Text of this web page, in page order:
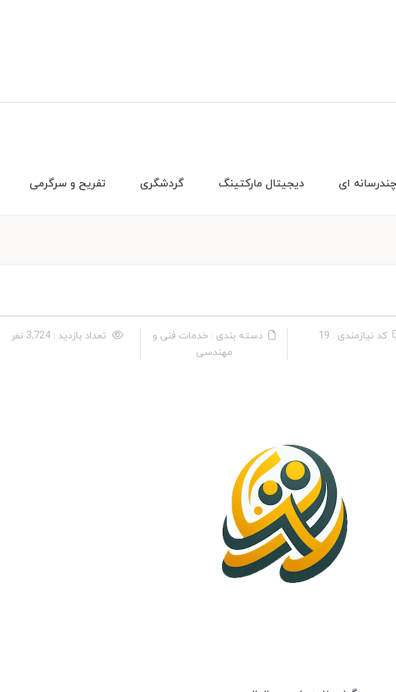
تفریح و سرگرمی گردشگری دیجیتال مارکتینگ چندرسانه ای
کد نیازمندی : 19
دسته بندی : خدمات فنی و
مهندسی
تعداد بازدید : 3,724 نفر